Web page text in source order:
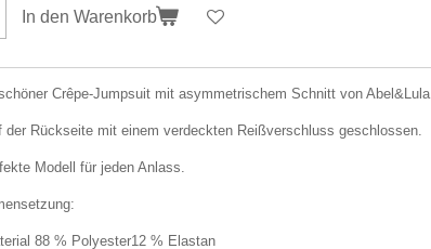
In den Warenkorb
Crêpe-Jumpsuit mit asymmetrischem Schnitt von Abel&Lula.
der Rückseite mit einem verdeckten Reißverschluss geschlossen.
Modell für jeden Anlass.
88 % Polyester12 % Elastan